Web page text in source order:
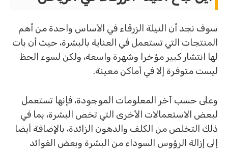
سوف نجد أن النيلة الزرقاء في الأساس واحدة من أهم
المنتجات التي تستعمل في العناية بالبشرة، حيث أن بات
لها انتشار كبير مؤخرا وشهرة واسعة، ولكن لسوء الحظ
ليست متوفرة إلا في أماكن معينة.
وعلى حسب آخر المعلومات الموجودة، فإنها تستعمل
لبعض الاستعمالات الأخرى التي تخص البشرة، بما في
ذلك التخلص من الكلف والدهون الزائدة، بالإضافة أيضا
إلى إزالة الرؤوس السوداء من البشرة وبعض الفوائد